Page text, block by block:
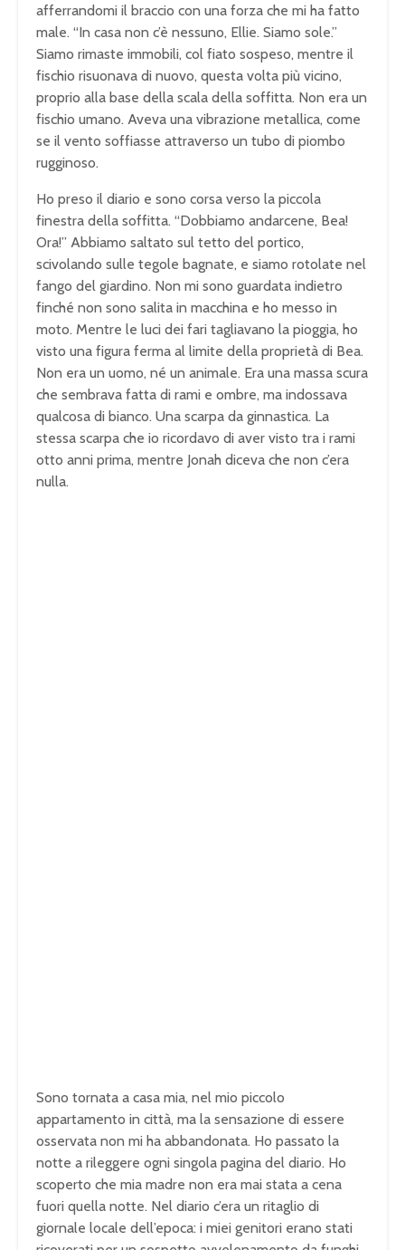
afferrandomi il braccio con una forza che mi ha fatto
male. “In casa non c’è nessuno, Ellie. Siamo sole.”
Siamo rimaste immobili, col fiato sospeso, mentre il
fischio risuonava di nuovo, questa volta più vicino,
proprio alla base della scala della soffitta. Non era un
fischio umano. Aveva una vibrazione metallica, come
se il vento soffiasse attraverso un tubo di piombo
rugginoso.
Ho preso il diario e sono corsa verso la piccola
finestra della soffitta. “Dobbiamo andarcene, Bea!
Ora!” Abbiamo saltato sul tetto del portico,
scivolando sulle tegole bagnate, e siamo rotolate nel
fango del giardino. Non mi sono guardata indietro
finché non sono salita in macchina e ho messo in
moto. Mentre le luci dei fari tagliavano la pioggia, ho
visto una figura ferma al limite della proprietà di Bea.
Non era un uomo, né un animale. Era una massa scura
che sembrava fatta di rami e ombre, ma indossava
qualcosa di bianco. Una scarpa da ginnastica. La
stessa scarpa che io ricordavo di aver visto tra i rami
otto anni prima, mentre Jonah diceva che non c’era
nulla.
Sono tornata a casa mia, nel mio piccolo
appartamento in città, ma la sensazione di essere
osservata non mi ha abbandonata. Ho passato la
notte a rileggere ogni singola pagina del diario. Ho
scoperto che mia madre non era mai stata a cena
fuori quella notte. Nel diario c’era un ritaglio di
giornale locale dell’epoca: i miei genitori erano stati